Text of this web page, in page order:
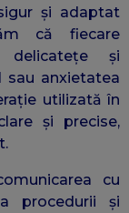
și adaptat
că fiecare
delicatețe și
sau anxietatea
utilizată în
și precise,
cu
procedurii și